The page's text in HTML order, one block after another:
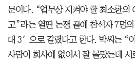
문이다. “업무상 지켜야 할 최소한의
고”라는 열띤 논쟁 끝에 참석자 7명
대 3′으로 갈렸다고 한다. 박씨는 “
사람이 회사에 없어서 잘 몰랐는데 서